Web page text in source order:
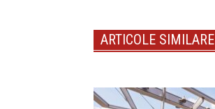
ARTICOLE SIMILARE